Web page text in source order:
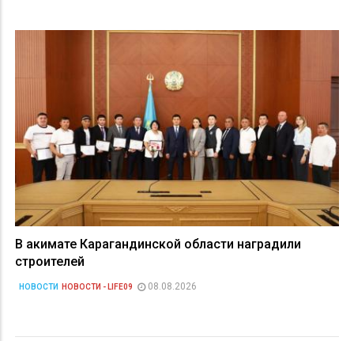
В акимате Карагандинской области наградили
строителей
НОВОСТИ НОВОСТИ - LIFE09 08.08.2026